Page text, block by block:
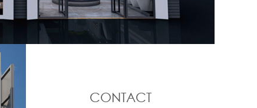
CONTACT